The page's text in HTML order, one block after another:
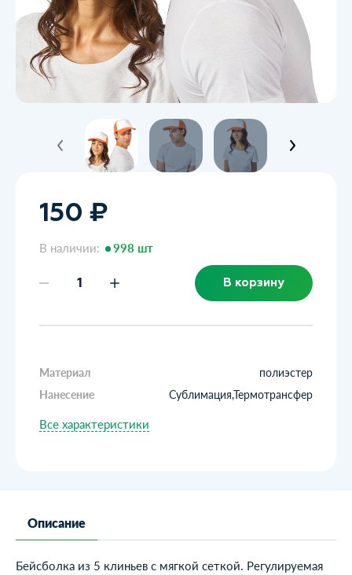
150 ₽
В наличии: 998 шт
В корзину
Материал
полиэстер
Нанесение
Сублимация,Термотрансфер
Все характеристики
Описание
Бейсболка из 5 клиньев с мягкой сеткой. Регулируемая